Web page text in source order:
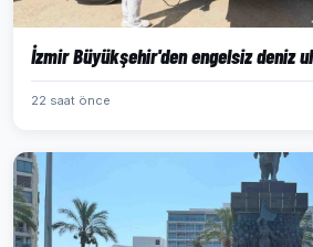
İzmir Büyükşehir'den engelsiz deniz
22 saat önce